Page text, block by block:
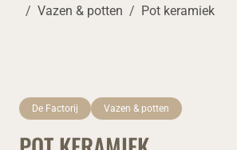
Vazen & potten
Pot keramiek
De Factorij Vazen & potten